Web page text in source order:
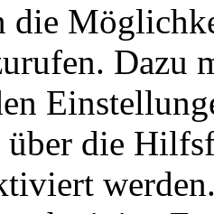
die
Dazu
über die